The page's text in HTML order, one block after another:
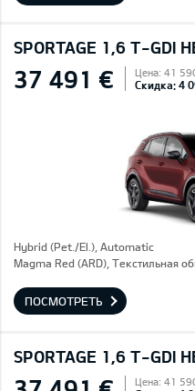
SPORTAGE 1,6 T-GDI
37 491 € Цена: 41
Скидка: 4
Hybrid (Pet./El.), Automatic
Magma Red (ARD), Текстильная
ПОСМОТРЕТЬ
SPORTAGE 1,6 T-GDI
Цена: 41